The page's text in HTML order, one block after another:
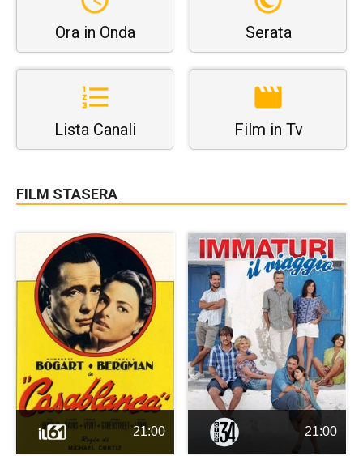
Ora in Onda Serata
Lista Canali Film in Tv
FILM STASERA
21:00 21:00